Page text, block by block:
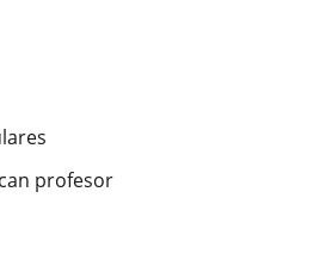
profesor